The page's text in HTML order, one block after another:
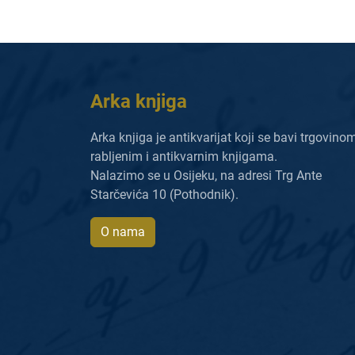
Arka knjiga
Arka knjiga je antikvarijat koji se bavi
rabljenim i antikvarnim knjigama.
Nalazimo se u Osijeku, na adresi Trg Ante
Starčevića 10 (Pothodnik).
O nama